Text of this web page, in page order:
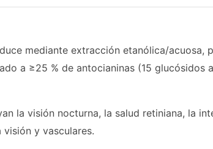
mediante extracción etanólica/
a ≥25 % de antocianinas (15
la visión nocturna, la salud retiniana, la
y vasculares.